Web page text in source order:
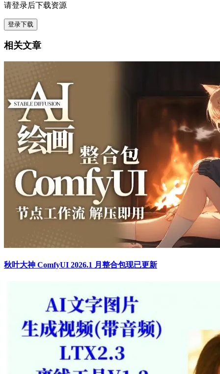
请登录后下载资源
登录下载
相关文章
秋叶大神 ComfyUI 2026.1 月整合包现已更新